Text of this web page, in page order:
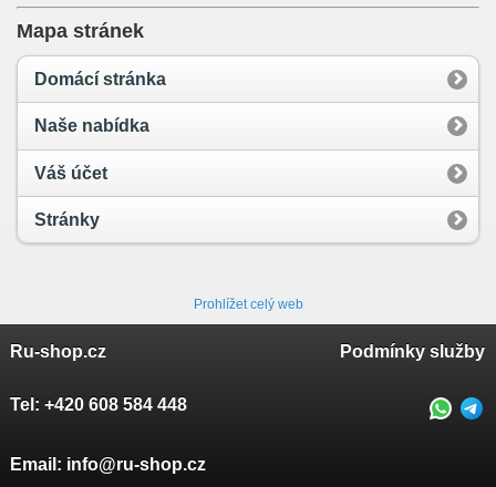
Mapa stránek
Domácí stránka
Naše nabídka
Váš účet
Stránky
Prohlížet celý web
Ru-shop.cz Podmínky služby
Tel: +420 608 584 448
Email: info@ru-shop.cz